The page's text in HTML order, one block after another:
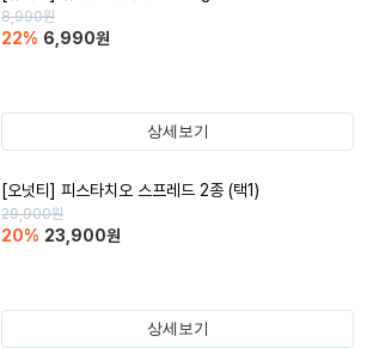
8,990원
22% 6,990원
상세보기
[오넛티] 피스타치오 스프레드 2종 (택1)
29,900원
20% 23,900원
상세보기